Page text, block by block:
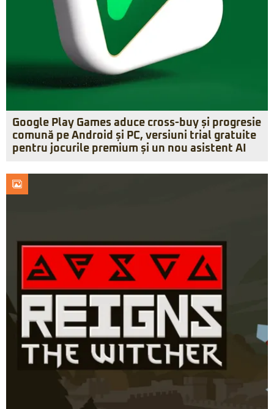
Google Play Games aduce cross-buy și progresie
comună pe Android și PC, versiuni trial gratuite
pentru jocurile premium și un nou asistent AI